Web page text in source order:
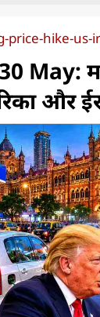
price-hike-
May:
और